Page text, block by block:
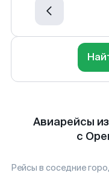
Авиарейсы
с
Рейсы в соседние